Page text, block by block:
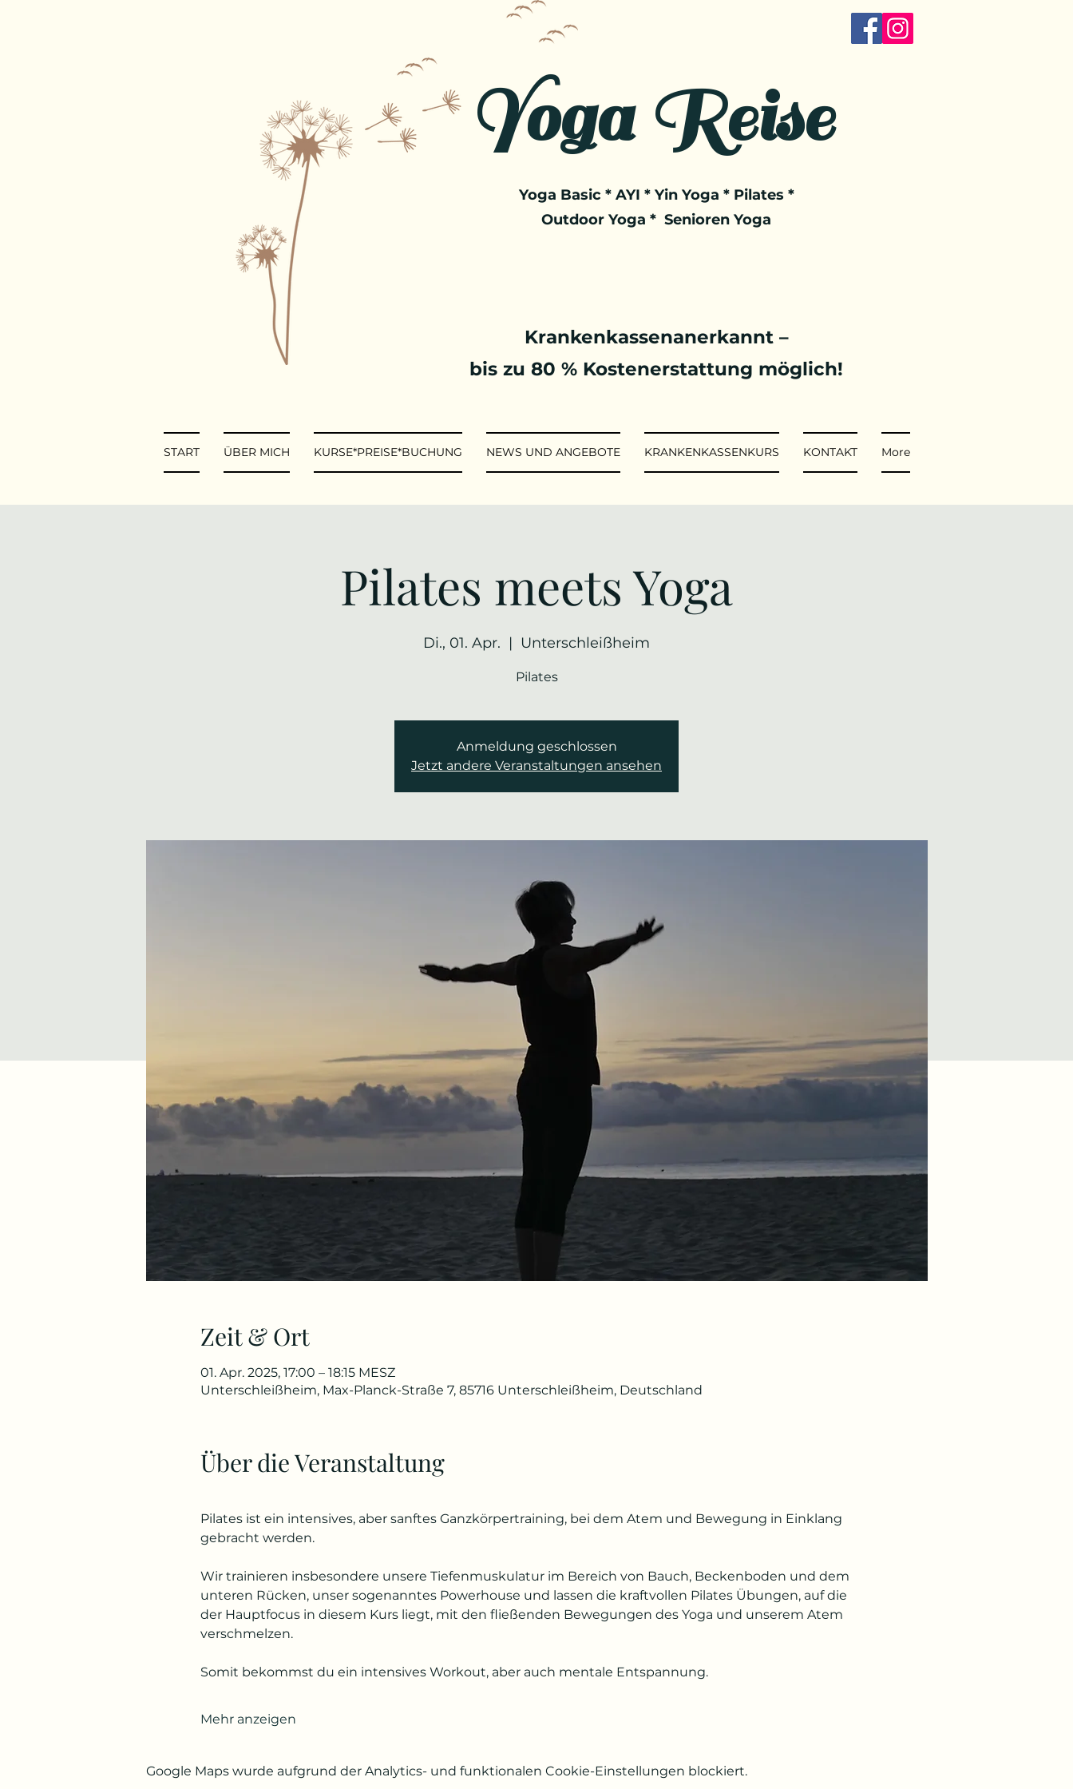
Yoga Reise
Yoga Basic * AYI * Yin Yoga * Pilates *
Outdoor Yoga * Senioren Yoga
Krankenkassenanerkannt –
bis zu 80 % Kostenerstattung möglich!
START ÜBER MICH KURSE*PREISE*BUCHUNG NEWS UND ANGEBOTE KRANKENKASSENKURS KONTAKT More
Pilates meets Yoga
Di., 01. Apr.
  |
Unterschleißheim
Pilates
Anmeldung geschlossen
Jetzt andere Veranstaltungen ansehen
Zeit & Ort
01. Apr. 2025, 17:00 – 18:15 MESZ
Unterschleißheim, Max-Planck-Straße 7, 85716 Unterschleißheim, Deutschland
Über die Veranstaltung
Pilates ist ein intensives, aber sanftes Ganzkörpertraining, bei dem Atem und Bewegung in Einklang
gebracht werden.
Wir trainieren insbesondere unsere Tiefenmuskulatur im Bereich von Bauch, Beckenboden und dem
unteren Rücken, unser sogenanntes Powerhouse und lassen die kraftvollen Pilates Übungen, auf die
der Hauptfocus in diesem Kurs liegt, mit den fließenden Bewegungen des Yoga und unserem Atem
verschmelzen.
Somit bekommst du ein intensives Workout, aber auch mentale Entspannung.
Mehr anzeigen
Google Maps wurde aufgrund der Analytics- und funktionalen Cookie-Einstellungen blockiert.